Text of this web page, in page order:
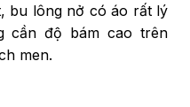
bu lông nở có áo rất lý
cần độ bám cao trên
men.